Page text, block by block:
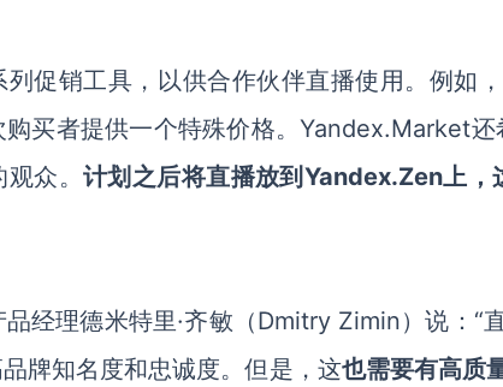
列促销工具，以供合作伙伴直播使用。例如
买者提供一个特殊价格。Yandex.Market
众。 计划之后将直播放到Yandex.Zen上
经理德米特里·齐敏（Dmitry Zimin）说：“
牌知名度和忠诚度。但是，这也需要有高质